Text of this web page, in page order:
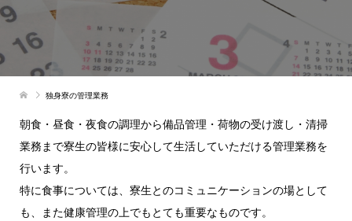
独身寮の管理業務
朝食・昼食・夜食の調理から備品管理・荷物の受け渡し・清掃
業務まで寮生の皆様に安心して生活していただける管理業務を
行います。
特に食事については、寮生とのコミュニケーションの場として
も、また健康管理の上でもとても重要なものです。